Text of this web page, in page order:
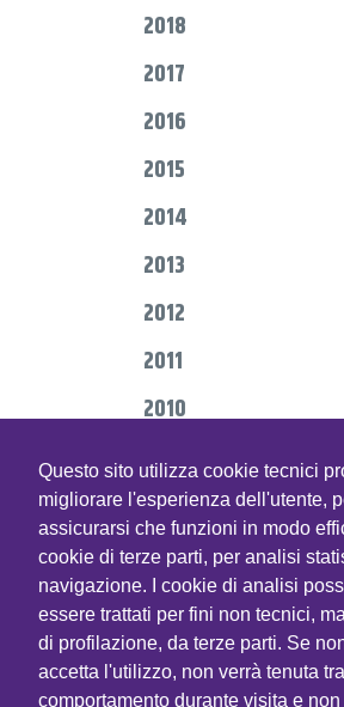
Questo sito utilizza cookie tecnici
migliorare l'esperienza dell'utente,
assicurarsi che funzioni in modo
cookie di terze parti, per analisi
navigazione. I cookie di analisi
essere trattati per fini non tecnici,
di profilazione, da terze parti. Se
accetta l'utilizzo, non verrà tenuta
comportamento durante visita e non
2018
2017
2016
2015
2014
2013
2012
2011
2010
2009
2008
2007
2006
HELP DESK